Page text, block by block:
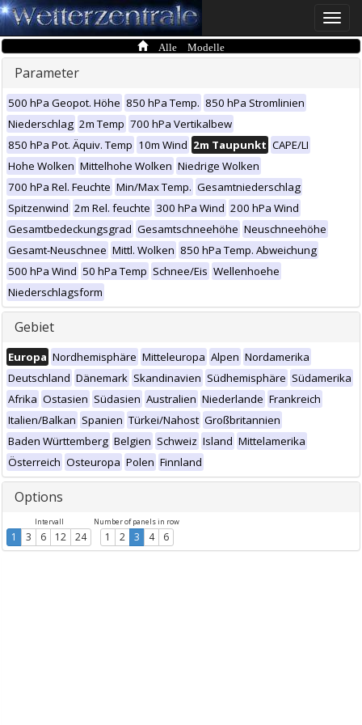
Toggle
Alle Modelle
Parameter
500 hPa Geopot. Höhe 850 hPa Temp. 850 hPa Stromlinien
Niederschlag 2m Temp 700 hPa Vertikalbew
850 hPa Pot. Äquiv. Temp 10m Wind 2m Taupunkt CAPE/LI
Hohe Wolken Mittelhohe Wolken Niedrige Wolken
700 hPa Rel. Feuchte Min/Max Temp. Gesamtniederschlag
Spitzenwind 2m Rel. feuchte 300 hPa Wind 200 hPa Wind
Gesamtbedeckungsgrad Gesamtschneehöhe Neuschneehöhe
Gesamt-Neuschnee Mittl. Wolken 850 hPa Temp. Abweichung
500 hPa Wind 50 hPa Temp Schnee/Eis Wellenhoehe
Niederschlagsform
Gebiet
Europa Nordhemisphäre Mitteleuropa Alpen Nordamerika
Deutschland Dänemark Skandinavien Südhemisphäre Südamerika
Afrika Ostasien Südasien Australien Niederlande Frankreich
Italien/Balkan Spanien Türkei/Nahost Großbritannien
Baden Württemberg Belgien Schweiz Island Mittelamerika
Österreich Osteuropa Polen Finnland
Options
Intervall
1 3 6 12 24
Number of panels in row
1 2 3 4 6